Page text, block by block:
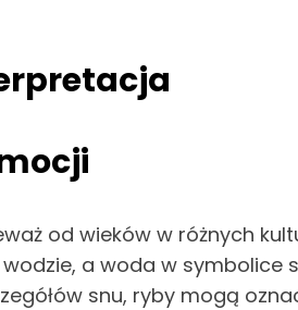
od wieków w różnych
wodzie, a woda w symbolice
snu, ryby mogą